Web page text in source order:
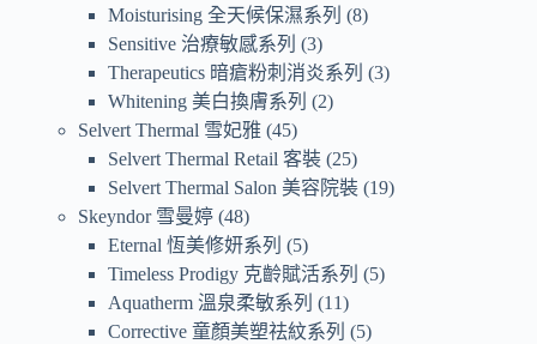
Moisturising 全天候保濕系列
8
Sensitive 治療敏感系列
3
Therapeutics 暗瘡粉刺消炎系列
3
Whitening 美白換膚系列
2
Selvert Thermal 雪妃雅 45
Selvert Thermal Retail 客裝 25
Selvert Thermal Salon 美容院裝 19
Skeyndor 雪曼婷 48
Eternal 恆美修妍系列
5
Timeless Prodigy 克齡賦活系列
5
Aquatherm 溫泉柔敏系列
11
Corrective 童顏美塑祛紋系列
5